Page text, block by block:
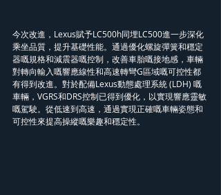
今次改進，Lexus賦予LC500h同埋LC500進一步深化
乘坐品質，提升基礎性能。通過優化螺旋彈簧和穩定
器嘅規格和減震器嘅控制，改善車胎嘅接地感，車輛
對轉向輸入嘅響應線性和高速轉彎G區域嘅可控性都
有得到改進。對於配備Lexus動態處理系統 (LDH) 嘅
車輛，VGRS和DRS控制已得到優化，以實現響應靈敏
嘅駕駛。從低速到高速，通過實現正確嘅車輛姿態和
可控性來提高操縱嘅樂趣和穩定性。